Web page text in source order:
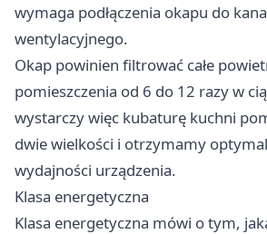
wymaga podłączenia okapu do
wentylacyjnego.
Okap powinien filtrować całe
pomieszczenia od 6 do 12 razy w
wystarczy więc kubaturę kuchni
dwie wielkości i otrzymamy
wydajności urządzenia.
Klasa energetyczna
Klasa energetyczna mówi o tym,